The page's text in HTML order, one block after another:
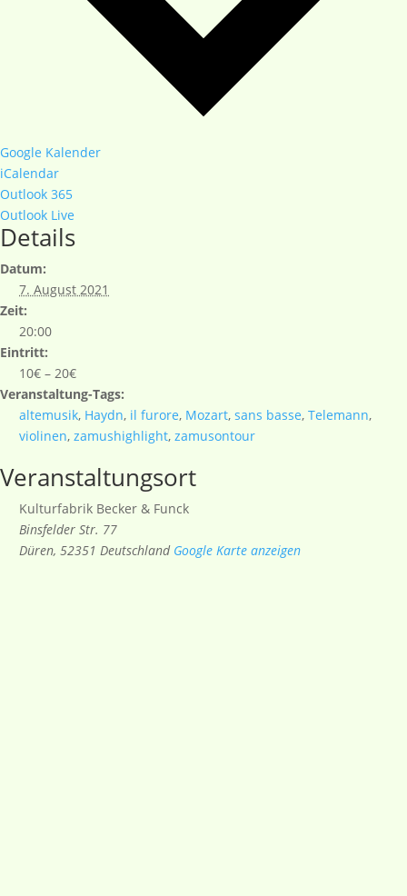
Google Kalender
iCalendar
Outlook 365
Outlook Live
Details
Datum:
7. August 2021
Zeit:
20:00
Eintritt:
10€ – 20€
Veranstaltung-Tags:
altemusik, Haydn, il furore, Mozart, sans basse, Telemann,
violinen, zamushighlight, zamusontour
Veranstaltungsort
Kulturfabrik Becker & Funck
Binsfelder Str. 77
Düren, 52351 Deutschland Google Karte anzeigen